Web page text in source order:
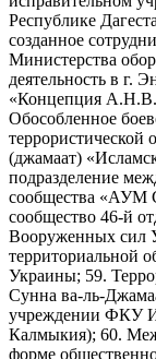
Республике
созданное
Министерства
деятельность в г.
«Концепция
Обособленное
террористической
(джамаат)
подразделение
сообщества «АУМ
сообщество 46-й
Вооруженных сил
территориальной
Украины; 59.
Сунна ва-ль-
учреждении ФКУ
Калмыкия); 60.
форме